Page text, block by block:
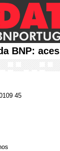
BNP:
45